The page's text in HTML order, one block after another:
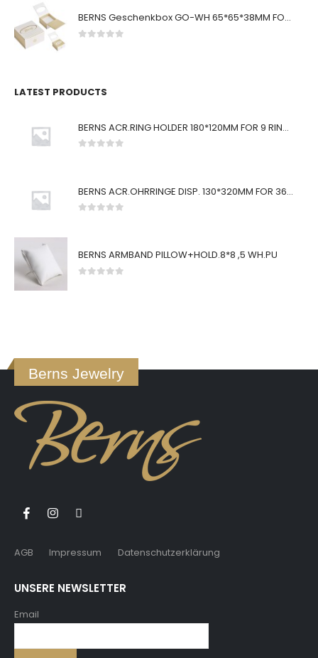
BERNS Geschenkbox GO-WH 65*65*38MM FOR SMALL SETS
LATEST PRODUCTS
BERNS ACR.RING HOLDER 180*120MM FOR 9 RINGS
BERNS ACR.OHRRINGE DISP. 130*320MM FOR 36 PAIRS
BERNS ARMBAND PILLOW+HOLD.8*8 ,5 WH.PU
Berns Jewelry
AGB Impressum Datenschutzerklärung
UNSERE NEWSLETTER
Email